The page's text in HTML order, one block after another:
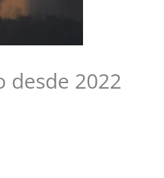
desde 2022